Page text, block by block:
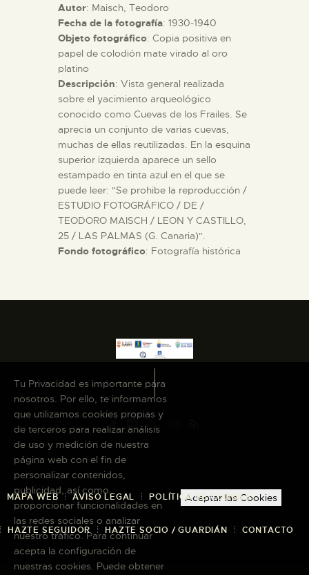
Autor: Maisch, Teodoro
Fecha de la fotografía: 1930-1940
Objeto fotográfico: Copia positiva en
papel de colodión mate virado al oro
platino
Descripción: Vista general realizada
sobre el yacimiento arqueológico
conocido como Cuevas de los Frailes. Se
aprecia un conjunto de varias cuevas,
muchas de ellas reutilizadas. En la esquina
superior izquierda aparece un sello
estampado en tinta azul en el que se
puede leer: "Se prohibe la reproducción /
ESTUDIO FOTOGRÁFICO / DE /
TEODORO MAISCH / LEON Y CASTILLO,
25 / LAS PALMAS (G. Canaria)".
Fondo fotográfico: Fotografía histórica
MAPA WEB AVISO LEGAL POLÍTICA DE COOKIES
HAZTE SEGUIDOR HAZTE SOCIO / GUARDIÁN CONTACTO
Tu Privacidad es importante para
nosotros. Por ello, te informamos
que utilizamos cookies propias y
de terceros para realizar análisis
de uso y medición de nuestra
página web con el fin de
personalizar contenidos,
publicidad, así como
proporcionar funcionalidades en
las redes sociales o analizar
nuestro tráfico. Para continuar
acepta la configuración de
nuestras cookies. Puede obtener
Aceptar las Cookies